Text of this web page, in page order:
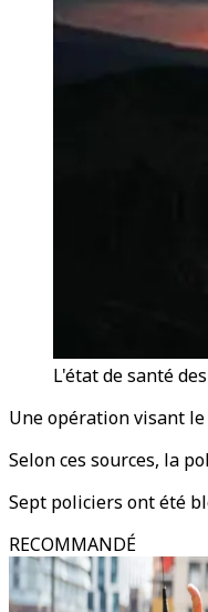
L'état de santé
Une opération visant
Selon ces sources, la
Sept policiers ont été
RECOMMANDÉ